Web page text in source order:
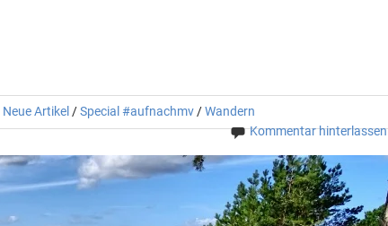
Neue Artikel /Special #aufnachmv/Wandern
Kommentar hinterlassen